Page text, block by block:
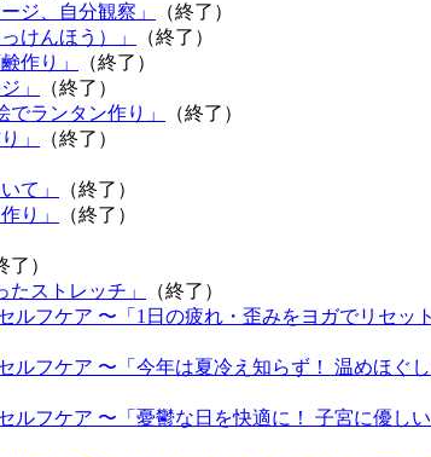
ジ、自分観察」
（終了）
けんほう）」
（終了）
作り」
（終了）
」
（終了）
ランタン作り」
（終了）
」
（終了）
て」
（終了）
り」
（終了）
了）
ストレッチ」
（終了）
ルフケア 〜「1日の疲れ・歪みをヨガでリセッ
ルフケア 〜「今年は夏冷え知らず！ 温めほぐ
ルフケア 〜「憂鬱な日を快適に！ 子宮に優し